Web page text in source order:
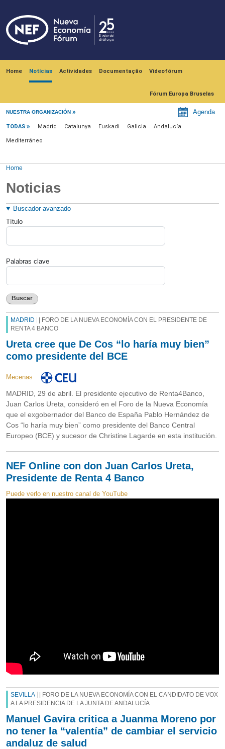
Home Notícias Actividades Documentação Videofórum
Fórum Europa Bruselas
NUESTRA ORGANIZACIÓN Agenda
Menú noticias
TODAS Madrid Catalunya Euskadi Galicia Andalucía
Mediterráneo
Home
Noticias
Buscador avanzado
Título
Palabras clave
Buscar
MADRID
| FORO DE LA NUEVA ECONOMÍA CON EL PRESIDENTE DE
RENTA 4 BANCO
Ureta cree que De Cos “lo haría muy bien”
como presidente del BCE
Mecenas
MADRID, 29 de abril. El presidente ejecutivo de Renta4Banco,
Juan Carlos Ureta, consideró en el Foro de la Nueva Economía
que el exgobernador del Banco de España Pablo Hernández de
Cos “lo haría muy bien” como presidente del Banco Central
Europeo (BCE) y sucesor de Christine Lagarde en esta institución.
NEF Online con don Juan Carlos Ureta,
Presidente de Renta 4 Banco
Puede verlo en nuestro canal de YouTube
SEVILLA
| FORO DE LA NUEVA ECONOMÍA CON EL CANDIDATO DE VOX
A LA PRESIDENCIA DE LA JUNTA DE ANDALUCÍA
Manuel Gavira critica a Juanma Moreno por
no tener la “valentía” de cambiar el servicio
andaluz de salud